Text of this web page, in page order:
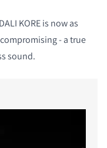
KORE is now as
- a true
sound.